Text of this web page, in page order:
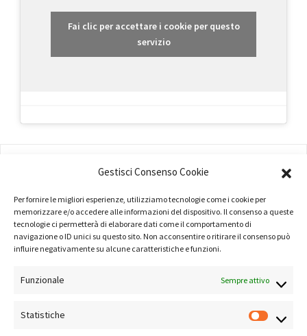
Gestisci Consenso Cookie
Per fornire le migliori esperienze, utilizziamo tecnologie come i cookie per
memorizzare e/o accedere alle informazioni del dispositivo. Il consenso a queste
tecnologie ci permetterà di elaborare dati come il comportamento di
navigazione o ID unici su questo sito. Non acconsentire o ritirare il consenso può
influire negativamente su alcune caratteristiche e funzioni.
Funzionale Sempre attivo
Statistiche
Fai clic per accettare i cookie per questo
servizio
TERMINI E CONDIZIONI
PRIVACY POLICY